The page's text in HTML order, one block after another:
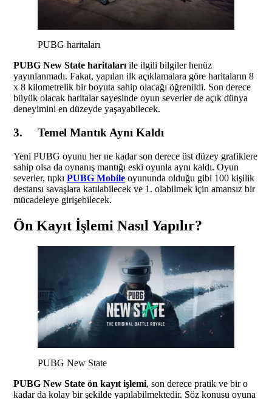
PUBG haritaları
PUBG New State haritaları ile ilgili bilgiler henüz
yayınlanmadı. Fakat, yapılan ilk açıklamalara göre haritaların 8
x 8 kilometrelik bir boyuta sahip olacağı öğrenildi. Son derece
büyük olacak haritalar sayesinde oyun severler de açık dünya
deneyimini en düzeyde yaşayabilecek.
3. Temel Mantık Aynı Kaldı
Yeni PUBG oyunu her ne kadar son derece üst düzey grafiklere
sahip olsa da oynanış mantığı eski oyunla aynı kaldı. Oyun
severler, tıpkı PUBG Mobile oyununda olduğu gibi 100 kişilik
destansı savaşlara katılabilecek ve 1. olabilmek için amansız bir
mücadeleye girişebilecek.
Ön Kayıt İşlemi Nasıl Yapılır?
PUBG New State
PUBG New State ön kayıt işlemi, son derece pratik ve bir o
kadar da kolay bir şekilde yapılabilmektedir. Söz konusu oyuna